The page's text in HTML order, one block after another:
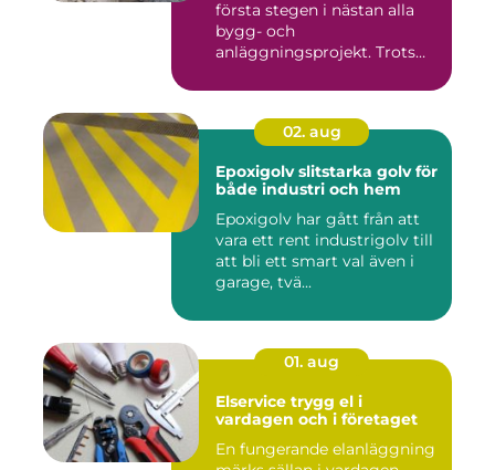
första stegen i nästan alla
bygg- och
anläggningsprojekt. Trots
02. aug
Epoxigolv slitstarka golv för
både industri och hem
Epoxigolv har gått från att
vara ett rent industrigolv till
att bli ett smart val även i
garage, tvä...
01. aug
Elservice trygg el i
vardagen och i företaget
En fungerande elanläggning